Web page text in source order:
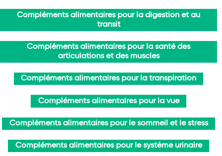
Compléments alimentaires pour la digestion et au
transit
Compléments alimentaires pour la santé des
articulations et des muscles
Compléments alimentaires pour la transpiration
Compléments alimentaires pour la vue
Compléments alimentaires pour le sommeil et le stress
Compléments alimentaires pour le système urinaire